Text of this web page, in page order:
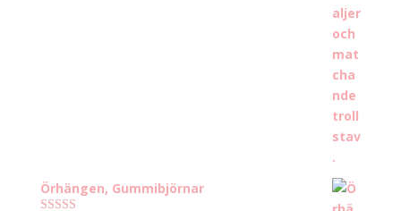
Örhängen, Gummibjörnar